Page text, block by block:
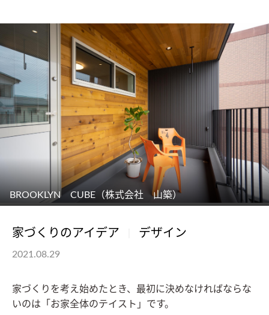
BROOKLYN CUBE（株式会社 山築）
家づくりのアイデア デザイン
2021.08.29
家づくりを考え始めたとき、最初に決めなければならな
いのは「お家全体のテイスト」です。